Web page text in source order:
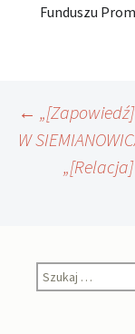
Funduszu
wpisu
← „[Zapowiedź]
W
„[Relacja]
Szukaj: